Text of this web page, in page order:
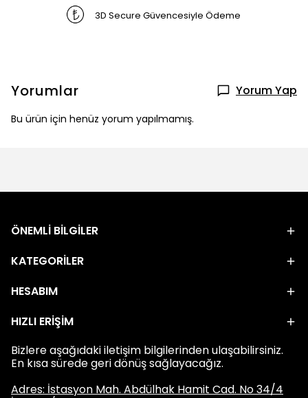
3D Secure Güvencesiyle Ödeme
Yorumlar Yorum Yap
Bu ürün için henüz yorum yapılmamış.
ÖNEMLİ BİLGİLER
KATEGORİLER
HESABIM
HIZLI ERİŞİM
Bizlere aşağıdaki iletişim bilgilerinden ulaşabilirsiniz.
En kısa sürede geri dönüş sağlayacağız.
Adres: İstasyon Mah. Abdülhak Hamit Cad. No 34/4